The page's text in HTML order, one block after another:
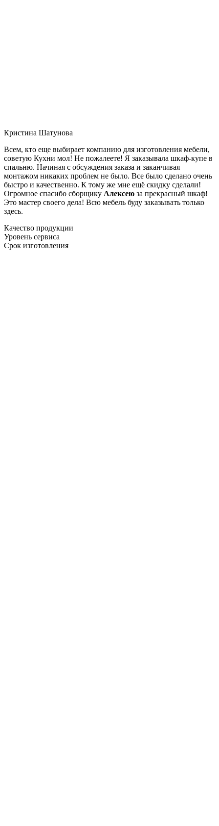
Кристина Шатунова
Всем, кто еще выбирает компанию для изготовления мебели,
советую Кухни мол! Не пожалеете! Я заказывала шкаф-купе в
спальню. Начиная с обсуждения заказа и заканчивая
монтажом никаких проблем не было. Все было сделано очень
быстро и качественно. К тому же мне ещё скидку сделали!
Огромное спасибо сборщику Алексею за прекрасный шкаф!
Это мастер своего дела! Всю мебель буду заказывать только
здесь.
Качество продукции
Уровень сервиса
Срок изготовления